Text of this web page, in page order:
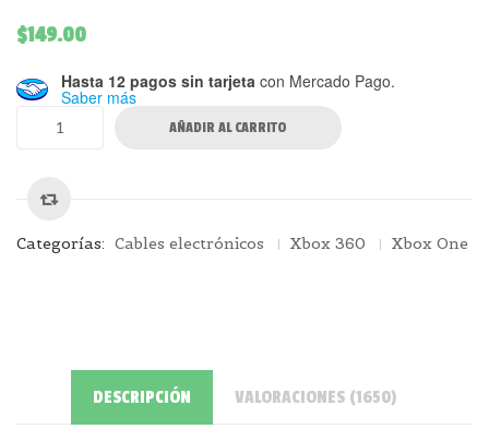
of
en
clientes
$149.00
Hasta 12 pagos sin tarjeta con Mercado Pago.
Saber más
AÑADIR AL CARRITO
Categorías: Cables electrónicos Xbox 360 Xbox One
DESCRIPCIÓN VALORACIONES (1650)